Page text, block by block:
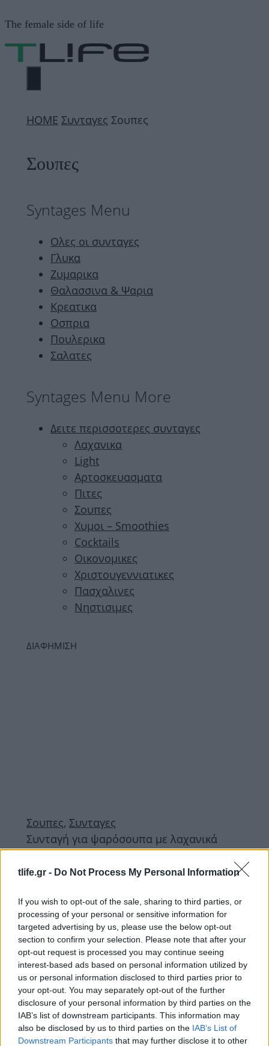
tlife.gr - Do Not Process My Personal Information
If you wish to opt-out of the sale, sharing to third parties, or
processing of your personal or sensitive information for
targeted advertising by us, please use the below opt-out
section to confirm your selection. Please note that after your
opt-out request is processed you may continue seeing
interest-based ads based on personal information utilized by
us or personal information disclosed to third parties prior to
your opt-out. You may separately opt-out of the further
disclosure of your personal information by third parties on the
IAB’s list of downstream participants. This information may
also be disclosed by us to third parties on the IAB’s List of
Downstream Participants that may further disclose it to other
σε
περιεχόμενο
The female side of life
ΜΕΝΟΎ
ΗΟΜΕ Συνταγες Σουπες
Σουπες
Syntages Menu
Ολες οι συνταγες
Γλυκα
Ζυμαρικα
Θαλασσινα & Ψαρια
Κρεατικα
Οσπρια
Πουλερικα
Σαλατες
Syntages Menu More
Δειτε περισσοτερες συνταγες
Λαχανικα
Light
Αρτοσκευασματα
Πιτες
Σουπες
Χυμοι – Smoothies
Cocktails
Οικονομικες
Χριστουγεννιατικες
Πασχαλινες
Νηστισιμες
ΔΙΑΦΗΜΙΣΗ
Σουπες, Συνταγες
Συνταγή για ψαρόσουπα με λαχανικά
Σουπες,Συνταγες
Συνταγή για βελουτέ σούπα με
13.01.2026
Σουπες, Συνταγες
Συνταγή για βελουτέ σούπα από
κολοκύθα
13.10.2025
Σουπες
Συνταγή για δροσερή παραδοσιακή
σούπα gazpacho
07.07.2025